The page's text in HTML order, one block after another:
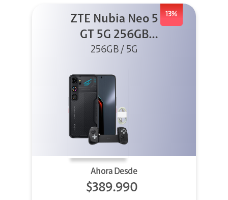
13%
ZTE Nubia Neo 5
GT 5G 256GB
Negro + GPAD +
256GB / 5G
Ahora Desde
$389.990